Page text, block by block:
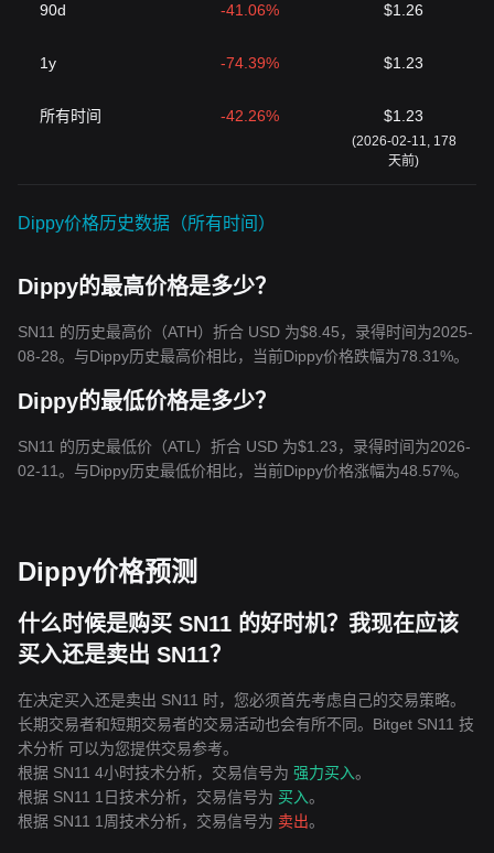
90d -41.06% $1.26
1y -74.39% $1.23
所有时间 -42.26% $1.23
(2026-02-11, 178
天前)
Dippy价格历史数据（所有时间）
Dippy的最高价格是多少？
SN11 的历史最高价（ATH）折合 USD 为$8.45，录得时间为2025-
08-28。与Dippy历史最高价相比，当前Dippy价格跌幅为78.31%。
Dippy的最低价格是多少？
SN11 的历史最低价（ATL）折合 USD 为$1.23，录得时间为2026-
02-11。与Dippy历史最低价相比，当前Dippy价格涨幅为48.57%。
Dippy价格预测
什么时候是购买 SN11 的好时机？我现在应该
买入还是卖出 SN11？
在决定买入还是卖出 SN11 时，您必须首先考虑自己的交易策略。
长期交易者和短期交易者的交易活动也会有所不同。Bitget SN11 技
术分析 可以为您提供交易参考。
根据 SN11 4小时技术分析，交易信号为 强力买入。
根据 SN11 1日技术分析，交易信号为 买入。
根据 SN11 1周技术分析，交易信号为 卖出。